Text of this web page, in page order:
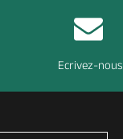
Ecrivez-nous